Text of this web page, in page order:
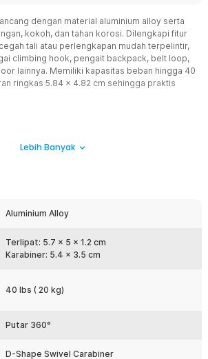
dengan material aluminium alloy serta
kokoh, dan tahan korosi. Dilengkapi fitur
tali atau perlengkapan mudah terpelintir,
climbing hook, pengait backpack, belt loop,
lainnya. Memiliki kapasitas beban hingga 40
ringkas 5.84 x 4.82 cm sehingga praktis
Hambatan
risiko tali, gantungan, atau aksesori
yang digantung dapat mengikuti arah
fleksibel sehingga lebih nyaman digunakan.
Stabil
untuk mendistribusikan beban secara
lebih stabil dibanding model oval biasa
perlengkapan. Cocok
menopang beban hingga 40 lbs atau
Lebih Banyak
Aluminium Alloy
Terlipat: 5.7 x 5 x 1.2 cm
Karabiner: 5.4 x 3.5 cm
40 lbs ( 20 kg)
Putar 360°
D-Shape Swivel Carabiner